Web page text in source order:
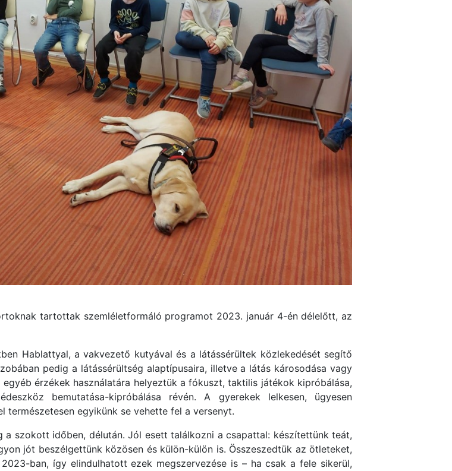
tartottak szemléletformáló programot 2023. január 4-én délelőtt, az
Hablattyal, a vakvezető kutyával és a látássérültek közlekedését segítő
pedig a látássérültség alaptípusaira, illetve a látás károsodása vagy
érzékek használatára helyeztük a fókuszt, taktilis játékok kipróbálása,
bemutatása-kipróbálása révén. A gyerekek lelkesen, ügyesen
egyikünk se vehette fel a versenyt.
szokott időben, délután. Jól esett találkozni a csapattal: készítettünk teát,
jót beszélgettünk közösen és külön-külön is. Összeszedtük az ötleteket,
ban, így elindulhatott ezek megszervezése is – ha csak a fele sikerül,